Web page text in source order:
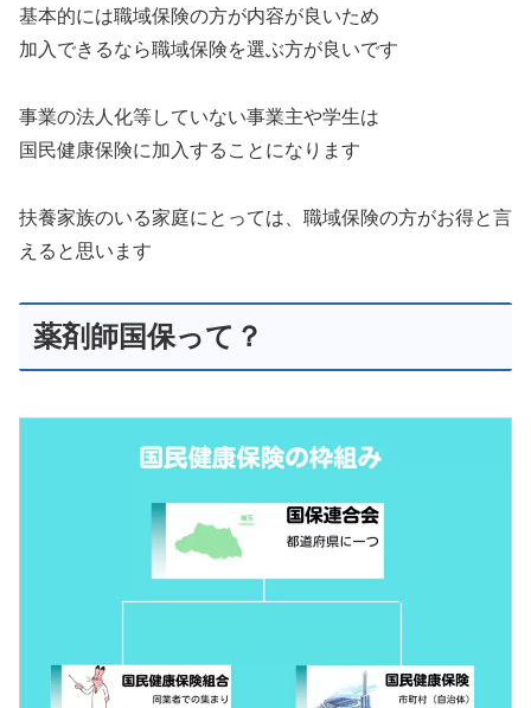
基本的には職域保険の方が内容が良いため
加入できるなら職域保険を選ぶ方が良いです
事業の法人化等していない事業主や学生は
国民健康保険に加入することになります
扶養家族のいる家庭にとっては、職域保険の方がお得と言
えると思います
薬剤師国保って？